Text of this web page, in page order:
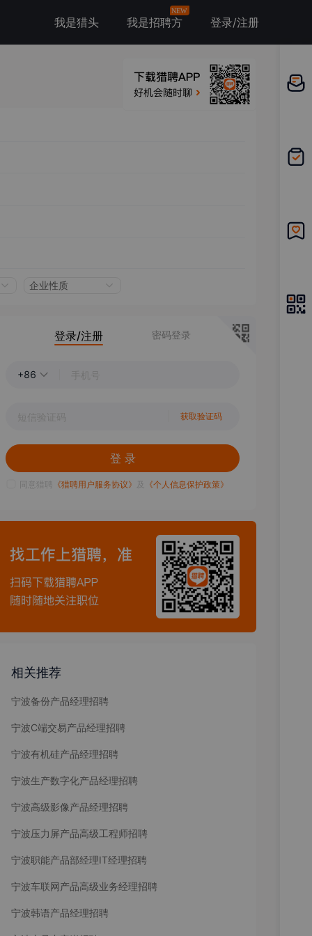
我是猎头 我是招聘方
NEW
登录/注册
企业性质
登录/注册 密码登录
+86
获取验证码
登 录
同意猎聘 《猎聘用户服务协议》 及 《个人信息保护政策》
相关推荐
宁波备份产品经理招聘
宁波C端交易产品经理招聘
宁波有机硅产品经理招聘
宁波生产数字化产品经理招聘
宁波高级影像产品经理招聘
宁波压力屏产品高级工程师招聘
宁波职能产品部经理IT经理招聘
宁波车联网产品高级业务经理招聘
宁波韩语产品经理招聘